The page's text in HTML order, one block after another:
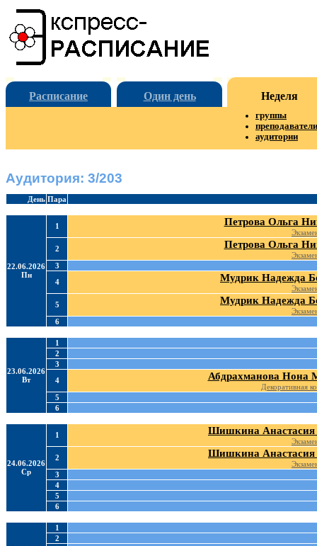
Расписание Один день Неделя
группы
преподаватели
аудитории
Аудитория: 3/203
День Пара
22.06.2026
Пн
1 Петрова Ольга
2
Петрова Ольга
3
4
Мудрик Надежда
5
Мудрик Надежда
6
23.06.2026
Вт
1
2
3
4
Абдрахманова Нона
Декоративная
5
6
24.06.2026
Ср
1 Шишкина Анастасия
2
Шишкина Анастасия
3
4
5
6
1
2